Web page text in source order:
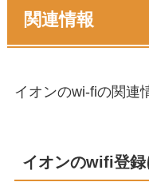
関連情報
イオンのwi-fiの関連
イオンのwifi登録